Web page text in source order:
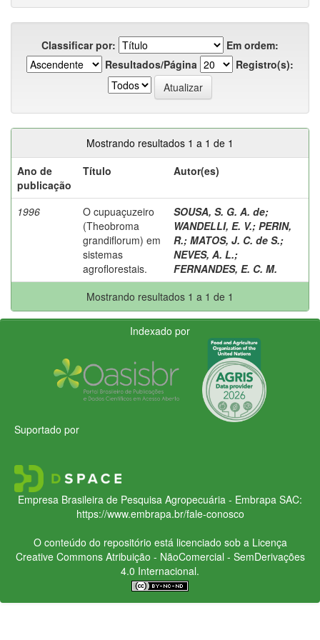
Classificar por:
Em ordem:
Resultados/Página
Registro(s):
Mostrando resultados 1 a 1 de 1
Ano de
publicação
Título Autor(es)
1996
O cupuaçuzeiro
(Theobroma
grandiflorum) em
sistemas
agroflorestais.
SOUSA, S. G. A. de;
WANDELLI, E. V.; PERIN,
R.; MATOS, J. C. de S.;
NEVES, A. L.;
FERNANDES, E. C. M.
Mostrando resultados 1 a 1 de 1
Indexado por
Suportado por
Empresa Brasileira de Pesquisa Agropecuária - Embrapa SAC:
https://www.embrapa.br/fale-conosco
O conteúdo do repositório está licenciado sob a Licença
Creative CommonsAtribuição - NãoComercial - SemDerivações
4.0 Internacional.